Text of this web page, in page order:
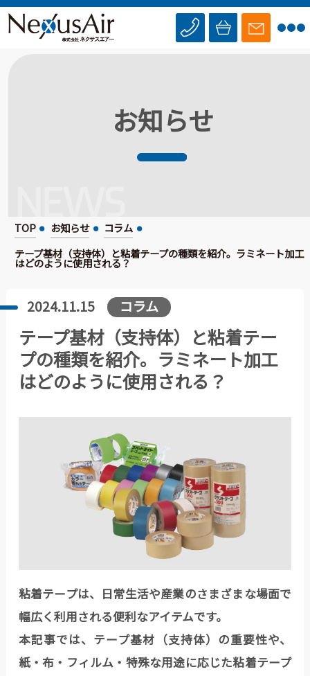
お知らせ
TOP お知らせ
コラム
テープ基材（支持体）と粘着テープの種類を紹介。ラミネート加工
はどのように使用される？
2024.11.15 コラム
テープ基材（支持体）と粘着テー
プの種類を紹介。ラミネート加工
はどのように使用される？
粘着テープは、日常生活や産業のさまざまな場面で
幅広く利用される便利なアイテムです。
本記事では、テープ基材（支持体）の重要性や、
紙・布・フィルム・特殊な用途に応じた粘着テープ